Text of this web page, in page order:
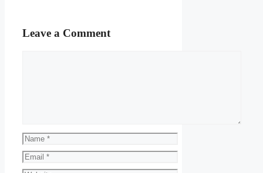
Leave a Comment
Name
Email